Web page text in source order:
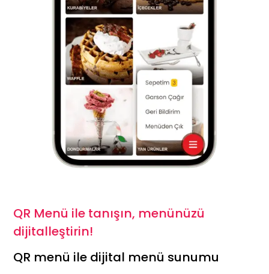
QR Menü ile tanışın, menünüzü
dijitalleştirin!
QR menü ile dijital menü sunumu